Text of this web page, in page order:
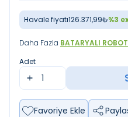
Havale fiyatı126.371,99₺%3
Daha Fazla BATARYALI
Adet
Favoriye Ekle